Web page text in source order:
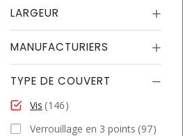
LARGEUR
MANUFACTURIERS
TYPE DE COUVERT
Vis 146
Verrouillage en 3 points 97